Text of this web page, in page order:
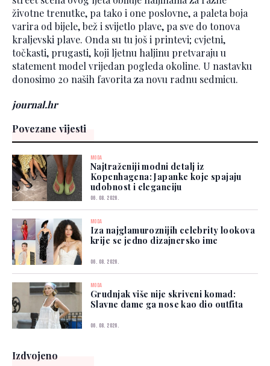
životne trenutke, pa tako i one poslovne, a paleta boja
varira od bijele, bež i svijetlo plave, pa sve do tonova
kraljevski plave. Onda su tu još i printevi; cvjetni,
točkasti, prugasti, koji ljetnu haljinu pretvaraju u
statement model vrijedan pogleda okoline. U nastavku
donosimo 20 naših favorita za novu radnu sedmicu.
journal.hr
Povezane vijesti
MODA
Najtraženiji modni detalj iz
Kopenhagena: Japanke koje spajaju
udobnost i eleganciju
06. 08. 2026.
MODA
Iza najglamuroznijih celebrity lookova
krije se jedno dizajnersko ime
06. 08. 2026.
MODA
Grudnjak više nije skriveni komad:
Slavne dame ga nose kao dio outfita
06. 08. 2026.
Izdvojeno